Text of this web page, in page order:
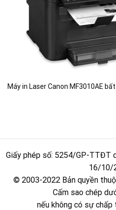
Máy in Laser Canon MF3010AE
Giấy phép số: 5254/GP-TTĐT
16/10/
© 2003-2022 Bản quyền
Cấm sao chép
nếu không có sự chấp